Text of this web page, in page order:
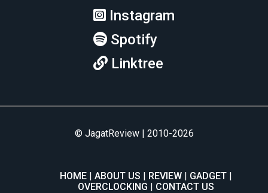
Instagram
Spotify
Linktree
© JagatReview | 2010-2026
HOME ABOUT US REVIEW
GADGET
OVERCLOCKING
CONTACT US